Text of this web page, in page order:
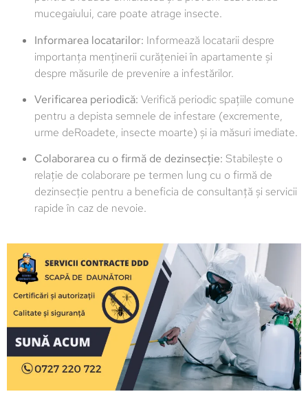
mucegaiului, care poate atrage insecte.
Informarea locatarilor: Informează locatarii despre
importanța menținerii curățeniei în apartamente și
despre măsurile de prevenire a infestărilor.
Verificarea periodică: Verifică periodic spațiile comune
pentru a depista semnele de infestare (excremente,
urme deRoadete, insecte moarte) și ia măsuri imediate.
Colaborarea cu o firmă de dezinsecție: Stabilește o
relație de colaborare pe termen lung cu o firmă de
dezinsecție pentru a beneficia de consultanță și servicii
rapide în caz de nevoie.